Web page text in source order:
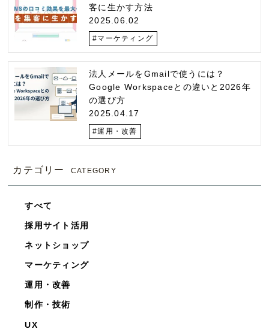
客に生かす方法
2025.06.02
#マーケティング
法人メールをGmailで使うには？
Google Workspaceとの違いと2026年
の選び方
2025.04.17
#運用・改善
カテゴリー CATEGORY
すべて
採用サイト活用
ネットショップ
マーケティング
運用・改善
制作・技術
UX